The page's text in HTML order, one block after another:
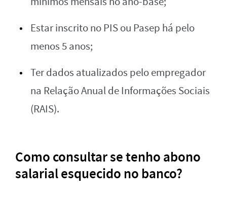
Estar inscrito no PIS ou Pasep há pelo
menos 5 anos;
Ter dados atualizados pelo empregador
na Relação Anual de Informações Sociais
(RAIS).
Como consultar se tenho abono
salarial esquecido no banco?